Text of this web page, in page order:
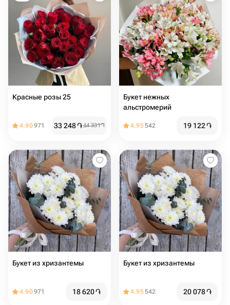
Красные розы 25
4.90971 33 248֏44 331֏
Букет нежных
альстромерий
4.95542 19 122֏
Букет из хризантемы
4.90971 18 620֏
Букет из хризантемы
4.95542 20 078֏